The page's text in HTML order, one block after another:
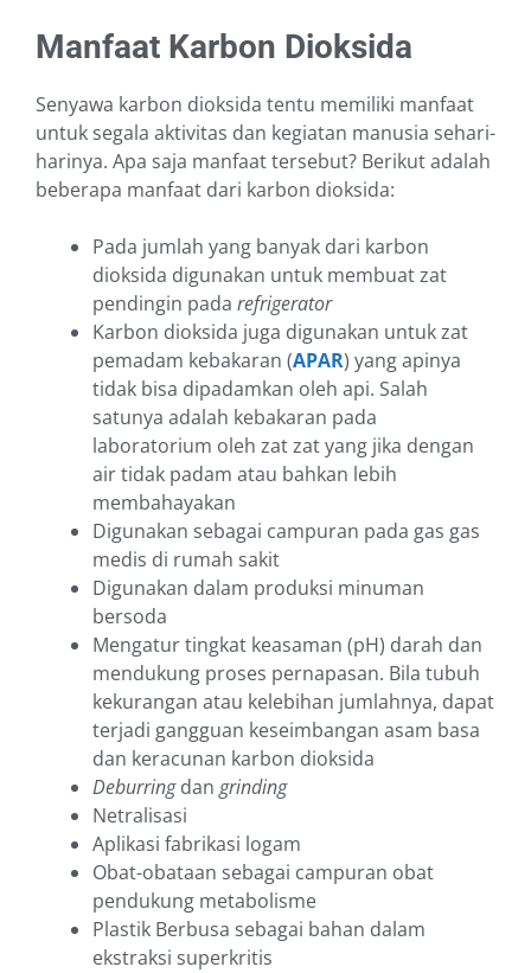
Manfaat Karbon Dioksida
Senyawa karbon dioksida tentu memiliki manfaat
untuk segala aktivitas dan kegiatan manusia sehari-
harinya. Apa saja manfaat tersebut? Berikut adalah
beberapa manfaat dari karbon dioksida:
Pada jumlah yang banyak dari karbon
dioksida digunakan untuk membuat zat
pendingin pada refrigerator
Karbon dioksida juga digunakan untuk zat
pemadam kebakaran (APAR) yang apinya
tidak bisa dipadamkan oleh api. Salah
satunya adalah kebakaran pada
laboratorium oleh zat zat yang jika dengan
air tidak padam atau bahkan lebih
membahayakan
Digunakan sebagai campuran pada gas gas
medis di rumah sakit
Digunakan dalam produksi minuman
bersoda
Mengatur tingkat keasaman (pH) darah dan
mendukung proses pernapasan. Bila tubuh
kekurangan atau kelebihan jumlahnya, dapat
terjadi gangguan keseimbangan asam basa
dan keracunan karbon dioksida
Deburringdan grinding
Netralisasi
Aplikasi fabrikasi logam
Obat-obataan sebagai campuran obat
pendukung metabolisme
Plastik Berbusa sebagai bahan dalam
ekstraksi superkritis